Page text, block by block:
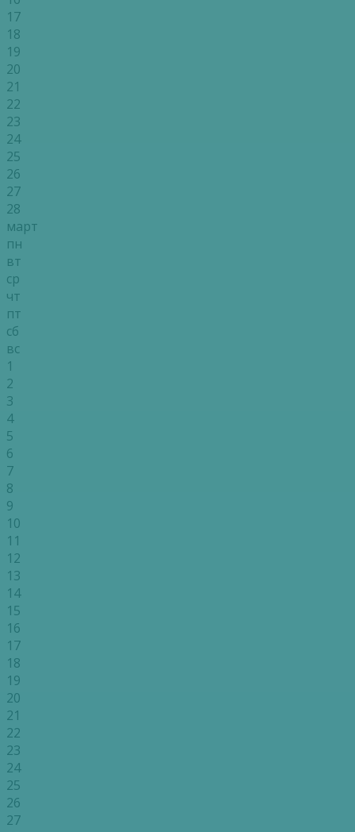
17
18
19
20
21
22
23
24
25
26
27
28
март
пн
вт
ср
чт
пт
сб
вс
1
2
3
4
5
6
7
8
9
10
11
12
13
14
15
16
17
18
19
20
21
22
23
24
25
26
27